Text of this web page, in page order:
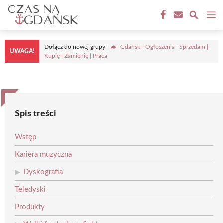
Przejdź
treści
UWAGA!
Dołącz do nowej grupy
Gdańsk - Ogłoszenia | Sprzedam |
Kupię | Zamienię | Praca
Spis treści
Wstęp
Kariera muzyczna
Dyskografia
Teledyski
Produkty